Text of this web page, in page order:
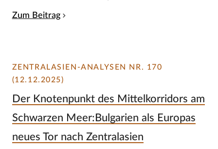
Zum Beitrag
ZENTRALASIEN-ANALYSEN NR. 170
(12.12.2025)
Der Knotenpunkt des Mittelkorridors am
Schwarzen Meer:Bulgarien als Europas
neues Tor nach Zentralasien